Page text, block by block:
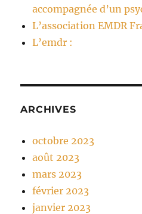
accompagnée d’un
L’association EMDR
L’emdr :
ARCHIVES
octobre 2023
août 2023
mars 2023
février 2023
janvier 2023